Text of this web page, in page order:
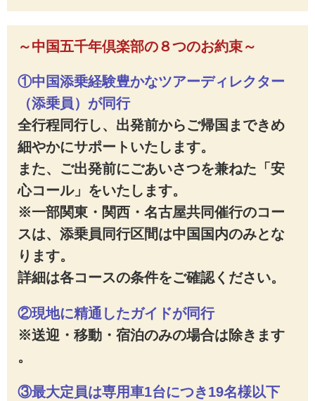
～中国五千年倶楽部の８つのお約束～
①中国添乗経験豊かなツアーディレクター
（添乗員）が同行
全行程同行し、出発前からご帰国まできめ
細やかにサポートいたします。
また、ご出発前にごあいさつを兼ねた「安
心コール」をいたします。
※一部関東・関西・名古屋共同催行のコー
スは、添乗員同行区間は中国国内のみとな
ります。
詳細は各コースの条件をご確認ください。
②現地に精通したガイドが同行​
※送迎・移動・宿泊のみの場合は除きます​
。
③最大定員は専用車1台につき19名様以下​​